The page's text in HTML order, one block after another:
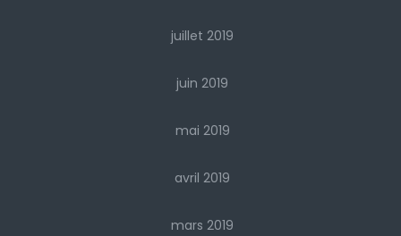
juillet 2019
juin 2019
mai 2019
avril 2019
mars 2019